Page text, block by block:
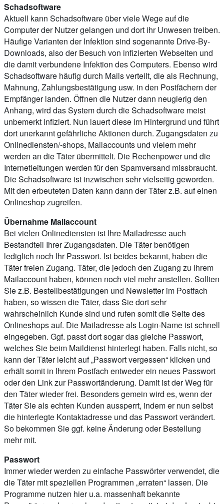
Schadsoftware
Aktuell kann Schadsoftware über viele Wege auf die
Computer der Nutzer gelangen und dort ihr Unwesen treiben.
Häufige Varianten der Infektion sind sogenannte Drive-By-
Downloads, also der Besuch von infizierten Webseiten und
die damit verbundene Infektion des Computers. Ebenso wird
Schadsoftware häufig durch Mails verteilt, die als Rechnung,
Mahnung, Zahlungsbestätigung usw. in den Postfächern der
Empfänger landen. Öffnen die Nutzer dann neugierig den
Anhang, wird das System durch die Schadsoftware meist
unbemerkt infiziert. Nun lauert diese im Hintergrund und führt
dort unerkannt gefährliche Aktionen durch. Zugangsdaten zu
Onlinediensten/-shops, Mailaccounts und vielem mehr
werden an die Täter übermittelt. Die Rechenpower und die
Internetleitungen werden für den Spamversand missbraucht.
Die Schadsoftware ist inzwischen sehr vielseitig geworden.
Mit den erbeuteten Daten kann dann der Täter z.B. auf einen
Onlineshop zugreifen.
Übernahme Mailaccount
Bei vielen Onlinediensten ist Ihre Mailadresse auch
Bestandteil Ihrer Zugangsdaten. Die Täter benötigen
lediglich noch Ihr Passwort. Ist beides bekannt, haben die
Täter freien Zugang. Täter, die jedoch den Zugang zu Ihrem
Mailaccount haben, können noch viel mehr anstellen. Sollten
Sie z.B. Bestellbestätigungen und Newsletter im Postfach
haben, so wissen die Täter, dass Sie dort sehr
wahrscheinlich Kunde sind und rufen somit die Seite des
Onlineshops auf. Die Mailadresse als Login-Name ist schnell
eingegeben. Ggf. passt dort sogar das gleiche Passwort,
welches Sie beim Maildienst hinterlegt haben. Falls nicht, so
kann der Täter leicht auf „Passwort vergessen“ klicken und
erhält somit in Ihrem Postfach entweder ein neues Passwort
oder den Link zur Passwortänderung. Damit ist der Weg für
den Täter wieder frei. Besonders gemein wird es, wenn der
Täter Sie als echten Kunden aussperrt, indem er nun selbst
die hinterlegte Kontaktadresse und das Passwort verändert.
So bekommen Sie ggf. keine Änderung oder Bestellung
mehr mit.
Passwort
Immer wieder werden zu einfache Passwörter verwendet, die
die Täter mit speziellen Programmen „erraten“ lassen. Die
Programme nutzen hier u.a. massenhaft bekannte